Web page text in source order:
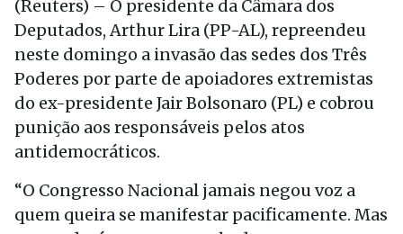
(Reuters) – O presidente da Câmara dos
Deputados, Arthur Lira (PP-AL), repreendeu
neste domingo a invasão das sedes dos Três
Poderes por parte de apoiadores extremistas
do ex-presidente Jair Bolsonaro (PL) e cobrou
punição aos responsáveis pelos atos
antidemocráticos.
“O Congresso Nacional jamais negou voz a
quem queira se manifestar pacificamente. Mas